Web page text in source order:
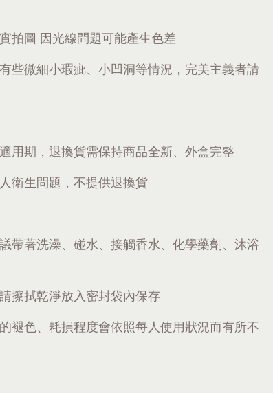
拍圖 因光線問題可能產生色差
些微細小瑕疵、小凹洞等情況，完美主義者請
用期，退換貨需保持商品全新、外盒完整
衛生問題，不提供退換貨
帶著洗澡、碰水、接觸香水、化學藥劑、沐浴
擦拭乾淨放入密封袋內保存
褪色、耗損程度會依照每人使用狀況而有所不